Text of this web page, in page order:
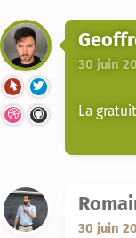
30 juin
La
30 juin